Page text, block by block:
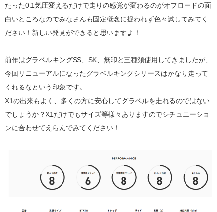
たった0.1気圧変えるだけで走りの感覚が変わるのがオフロードの面
白いところなのでみなさんも固定概念に捉われず色々試してみてく
ださい！新しい発見ができると思いますよ！
前作はグラベルキングSS、SK、無印と三種類使用してきましたが、
今回リニューアルになったグラベルキングシリーズはかなり走って
くれるなという印象です。
X1の出来もよく、多くの方に安心してグラベルを走れるのではない
でしょうか？X1だけでもサイズ等様々ありますのでシチュエーショ
ンに合わせてえらんでみてください！